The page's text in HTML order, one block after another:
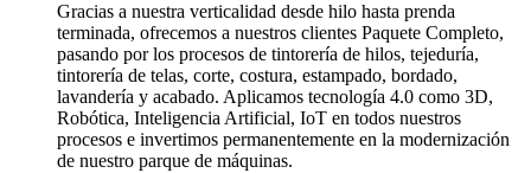
Gracias a nuestra verticalidad desde hilo hasta prenda
terminada, ofrecemos a nuestros clientes Paquete Completo,
pasando por los procesos de tintorería de hilos, tejeduría,
tintorería de telas, corte, costura, estampado, bordado,
lavandería y acabado. Aplicamos tecnología 4.0 como 3D,
Robótica, Inteligencia Artificial, IoT en todos nuestros
procesos e invertimos permanentemente en la modernización
de nuestro parque de máquinas.